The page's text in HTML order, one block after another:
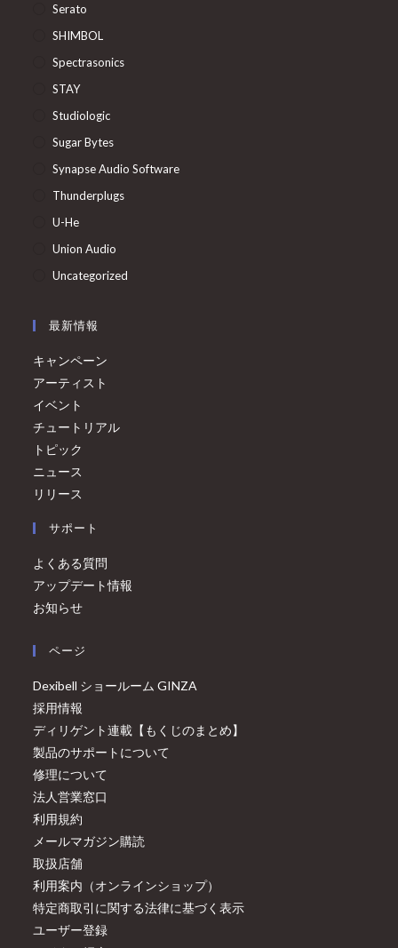
Serato
SHIMBOL
Spectrasonics
STAY
Studiologic
Sugar Bytes
Synapse Audio Software
Thunderplugs
U-He
Union Audio
Uncategorized
最新情報
キャンペーン
アーティスト
イベント
チュートリアル
トピック
ニュース
リリース
サポート
よくある質問
アップデート情報
お知らせ
ページ
Dexibell ショールーム GINZA
採用情報
ディリゲント連載【もくじのまとめ】
製品のサポートについて
修理について
法人営業窓口
利用規約
メールマガジン購読
取扱店舗
利用案内（オンラインショップ）
特定商取引に関する法律に基づく表示
ユーザー登録